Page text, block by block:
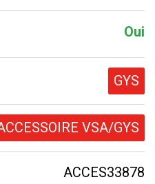
Oui
GYS
VSA/GYS
ACCES33878